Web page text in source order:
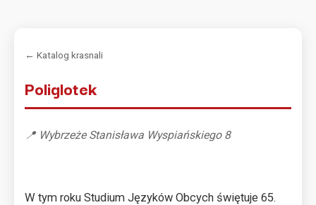
← Katalog krasnali
Poliglotek
📍 Wybrzeże Stanisława Wyspiańskiego 8
W tym roku Studium Języków Obcych świętuje 65.